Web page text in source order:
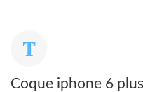
Coque iphone 6